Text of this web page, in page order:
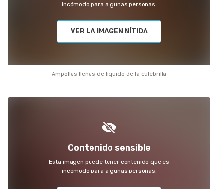
incómodo para algunas personas.
VER LA IMAGEN NÍTIDA
Ampollas llenas de líquido de la culebrilla
Contenido sensible
Esta imagen puede tener contenido que es
incómodo para algunas personas.